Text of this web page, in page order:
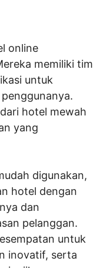
online
memiliki tim
untuk
hotel mewah
yang
digunakan,
hotel dengan
dan
pelanggan.
untuk
inovatif, serta